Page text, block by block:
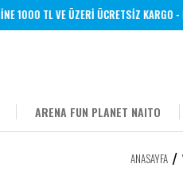
1000 TL VE ÜZERİ ÜCRETSİZ KARGO -
ARENA FUN PLANET NAITO
ANASAYFA